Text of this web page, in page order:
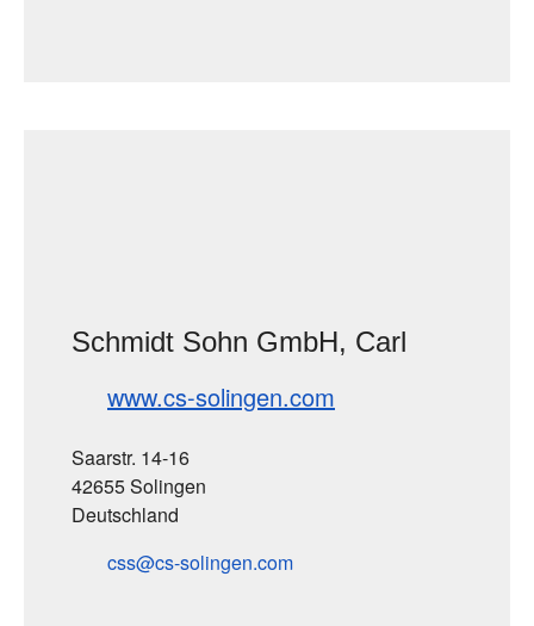
Schmidt Sohn GmbH, Carl
www.cs-solingen.com
Saarstr. 14-16
42655 Solingen
Deutschland
css
cs-solingen com